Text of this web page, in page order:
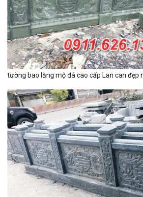
tường bao lăng mộ đá cao cấp Lan can đẹp